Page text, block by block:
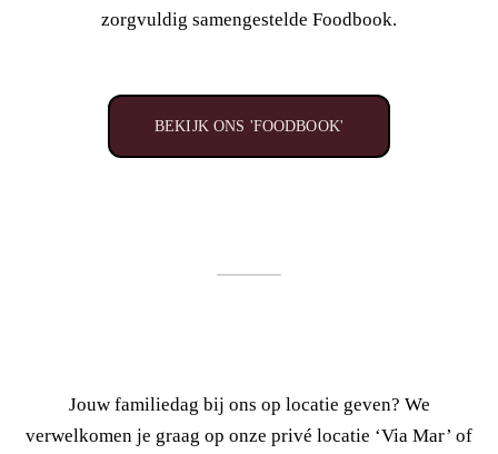
zorgvuldig samengestelde Foodbook.
BEKIJK ONS 'FOODBOOK'
Jouw familiedag bij ons op locatie geven? We
verwelkomen je graag op onze privé locatie ‘Via Mar’ of